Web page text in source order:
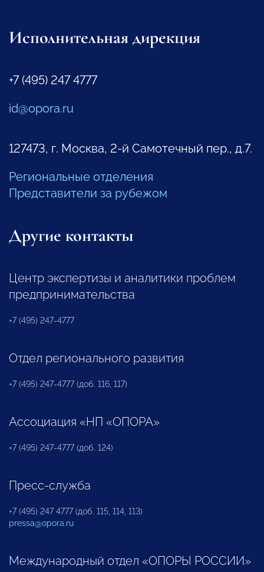
Исполнительная дирекция
+7 (495) 247 4777
id@opora.ru
127473, г. Москва, 2-й Самотечный пер., д.7.
Региональные отделения
Представители за рубежом
Другие контакты
Центр экспертизы и аналитики проблем
предпринимательства
+7 (495) 247-4777
Отдел регионального развития
+7 (495) 247-4777 (доб. 116, 117)
Ассоциация «НП «ОПОРА»
+7 (495) 247-4777 (доб. 124)
Пресс-служба
+7 (495) 247 4777 (доб. 115, 114, 113)
pressa@opora.ru
Международный отдел «ОПОРЫ РОССИИ»